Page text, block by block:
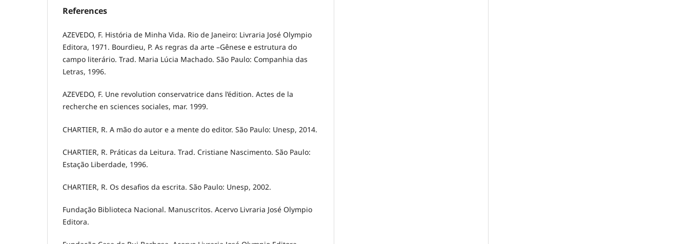
References
AZEVEDO, F. História de Minha Vida. Rio de Janeiro: Livraria José Olympio
Editora, 1971. Bourdieu, P. As regras da arte –Gênese e estrutura do
campo literário. Trad. Maria Lúcia Machado. São Paulo: Companhia das
Letras, 1996.
AZEVEDO, F. Une revolution conservatrice dans l’édition. Actes de la
recherche en sciences sociales, mar. 1999.
CHARTIER, R. A mão do autor e a mente do editor. São Paulo: Unesp, 2014.
CHARTIER, R. Práticas da Leitura. Trad. Cristiane Nascimento. São Paulo:
Estação Liberdade, 1996.
CHARTIER, R. Os desafios da escrita. São Paulo: Unesp, 2002.
Fundação Biblioteca Nacional. Manuscritos. Acervo Livraria José Olympio
Editora.